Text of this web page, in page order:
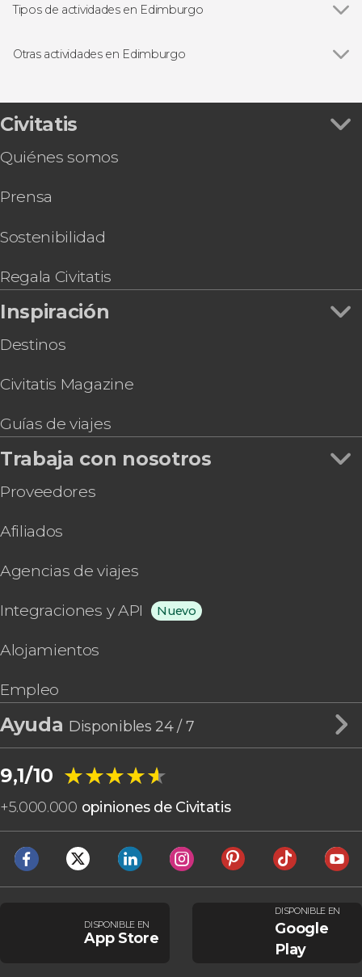
Castillo de Edimburgo
Palacio de Holyrood
Tipos de actividades en Edimburgo
Free tours en Edimburgo
Gastronomía en Edimburgo
Otras actividades en Edimburgo
Ruta de Outlander por Escocia
Tour de 3 días por las Highlands y la isla de Skye
Tren de Harry Potter
Autobús turístico de Edimburgo, City
Senderismo por Arthur's Seat
Visita guiada por el Museo Nacional de Escocia
Civitatis
Quiénes somos
Prensa
Sostenibilidad
Regala Civitatis
Inspiración
Destinos
Civitatis Magazine
Guías de viajes
Trabaja con nosotros
Proveedores
Afiliados
Agencias de viajes
Integraciones y API Nuevo
Alojamientos
Empleo
Ayuda Disponibles 24 / 7
9,1/10 ★★★★★
★★★★★
+5.000.000 opiniones de Civitatis
DISPONIBLE EN
App Store
DISPONIBLE EN
Google
Play